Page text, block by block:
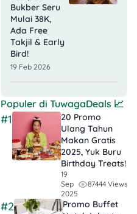
Bukber Seru
Mulai 38K,
Ada Free
Takjil & Early
Bird!
19 Feb 2026
Populer di TuwagaDeals 📈
#1
20 Promo
Ulang Tahun
Makan Gratis
2025, Yuk Buru
Birthday Treats!
19
Sep
2025
87444 Views
#2
Promo Buffet